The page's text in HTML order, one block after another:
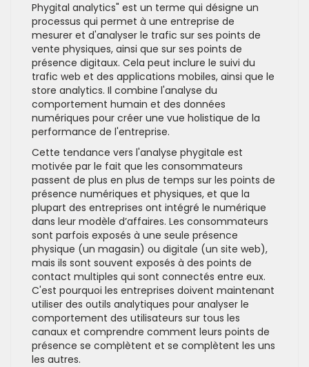
Phygital analytics" est un terme qui désigne un
processus qui permet à une entreprise de
mesurer et d'analyser le trafic sur ses points de
vente physiques, ainsi que sur ses points de
présence digitaux. Cela peut inclure le suivi du
trafic web et des applications mobiles, ainsi que le
store analytics. Il combine l'analyse du
comportement humain et des données
numériques pour créer une vue holistique de la
performance de l'entreprise.
Cette tendance vers l'analyse phygitale est
motivée par le fait que les consommateurs
passent de plus en plus de temps sur les points de
présence numériques et physiques, et que la
plupart des entreprises ont intégré le numérique
dans leur modèle d’affaires. Les consommateurs
sont parfois exposés à une seule présence
physique (un magasin) ou digitale (un site web),
mais ils sont souvent exposés à des points de
contact multiples qui sont connectés entre eux.
C'est pourquoi les entreprises doivent maintenant
utiliser des outils analytiques pour analyser le
comportement des utilisateurs sur tous les
canaux et comprendre comment leurs points de
présence se complètent et se complètent les uns
les autres.